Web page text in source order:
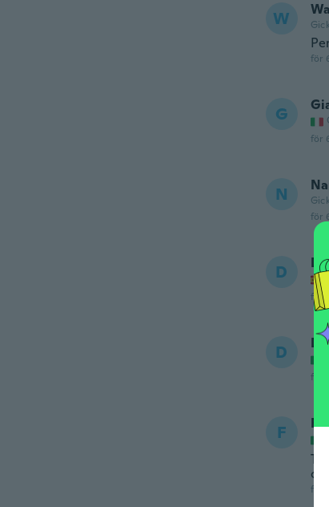
W
för
G
för
N
för
D
för
D
för
F
för